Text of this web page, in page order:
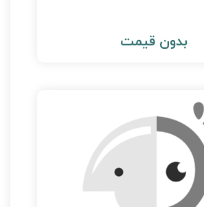
بدون قیمت